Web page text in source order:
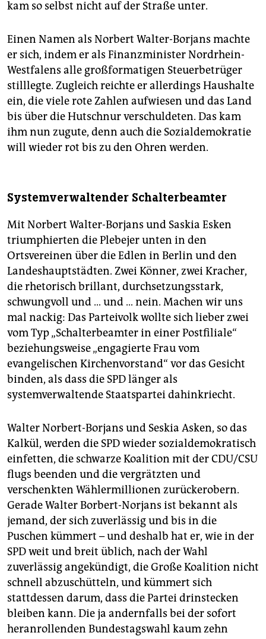
kam so selbst nicht auf der Straße unter.
Einen Namen als Norbert Walter-Borjans machte
er sich, indem er als Finanzminister Nordrhein-
Westfalens alle großformatigen Steuerbetrüger
stilllegte. Zugleich reichte er allerdings Haushalte
ein, die viele rote Zahlen aufwiesen und das Land
bis über die Hutschnur verschuldeten. Das kam
ihm nun zugute, denn auch die Sozialdemokratie
will wieder rot bis zu den Ohren werden.
Systemverwaltender Schalterbeamter
Mit Norbert Walter-Borjans und Saskia Esken
triumphierten die Plebejer unten in den
Ortsvereinen über die Edlen in Berlin und den
Landeshauptstädten. Zwei Könner, zwei Kracher,
die rhetorisch brillant, durchsetzungsstark,
schwungvoll und … und … nein. Machen wir uns
mal nackig: Das Parteivolk wollte sich lieber zwei
vom Typ „Schalterbeamter in einer Postfiliale“
beziehungsweise „engagierte Frau vom
evangelischen Kirchenvorstand“ vor das Gesicht
binden, als dass die SPD länger als
systemverwaltende Staatspartei dahinkriecht.
Walter Norbert-Borjans und Seskia Asken, so das
Kalkül, werden die SPD wieder sozialdemokratisch
einfetten, die schwarze Koalition mit der CDU/CSU
flugs beenden und die vergrätzten und
verschenkten Wählermillionen zurückerobern.
Gerade Walter Borbert-Norjans ist bekannt als
jemand, der sich zuverlässig und bis in die
Puschen kümmert – und deshalb hat er, wie in der
SPD weit und breit üblich, nach der Wahl
zuverlässig angekündigt, die Große Koalition nicht
schnell abzuschütteln, und kümmert sich
stattdessen darum, dass die Partei drinstecken
bleiben kann. Die ja andernfalls bei der sofort
heranrollenden Bundestagswahl kaum zehn